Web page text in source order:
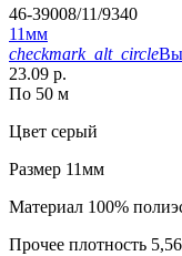
46-39008/11/9340
11мм
checkmark_alt_circle
23.09 р.
По 50 м
Цвет серый
Размер 11мм
Материал 100%
Прочее плотность